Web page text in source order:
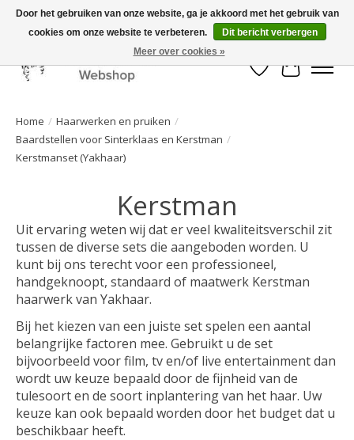
Mooi werk, snelle levering!
Verlanglijst
Home / Haarwerken en pruiken /
Baardstellen voor Sinterklaas en Kerstman /
Kerstmanset (Yakhaar)
Kerstman
Uit ervaring weten wij dat er veel kwaliteitsverschil zit
tussen de diverse sets die aangeboden worden. U
kunt bij ons terecht voor een professioneel,
handgeknoopt, standaard of maatwerk Kerstman
haarwerk van Yakhaar.
Bij het kiezen van een juiste set spelen een aantal
belangrijke factoren mee. Gebruikt u de set
bijvoorbeeld voor film, tv en/of live entertainment dan
wordt uw keuze bepaald door de fijnheid van de
tulesoort en de soort inplantering van het haar. Uw
keuze kan ook bepaald worden door het budget dat u
beschikbaar heeft.
Door het gebruiken van onze website, ga je akkoord met het gebruik van
cookies om onze website te verbeteren.
Dit bericht verbergen
Meer over cookies »